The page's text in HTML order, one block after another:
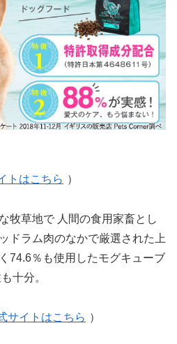
トはこちら ）
牧草地で 人間の食用家畜とし
ドラム肉のなかで厳選された上
74.6％も使用したモグキューブ
十分。
サイトはこちら ）